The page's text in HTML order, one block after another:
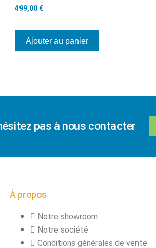
499,00 €
Ajouter au panier
pas à nous contacter
À propos
Notre showroom
Notre société
Conditions générales de vente